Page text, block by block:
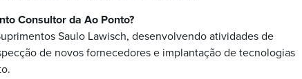
Consultor da Ao Ponto?
Saulo Lawisch, desenvolvendo atividades de
de novos fornecedores e implantação de tecnologias